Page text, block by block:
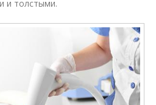
и толстыми.